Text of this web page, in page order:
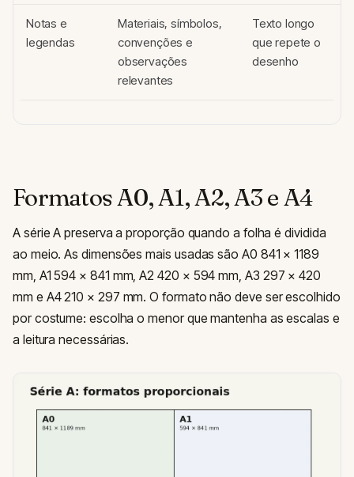
Notas e
legendas
Materiais, símbolos,
convenções e
observações
relevantes
Texto longo
que repete o
desenho
Formatos A0, A1, A2, A3 e A4
A série A preserva a proporção quando a folha é dividida
ao meio. As dimensões mais usadas são A0 841 × 1189
mm, A1 594 × 841 mm, A2 420 × 594 mm, A3 297 × 420
mm e A4 210 × 297 mm. O formato não deve ser escolhido
por costume: escolha o menor que mantenha as escalas e
a leitura necessárias.